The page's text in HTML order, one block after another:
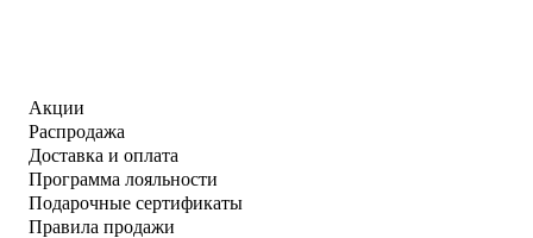
Акции
Распродажа
Доставка и оплата
Программа лояльности
Подарочные сертификаты
Правила продажи